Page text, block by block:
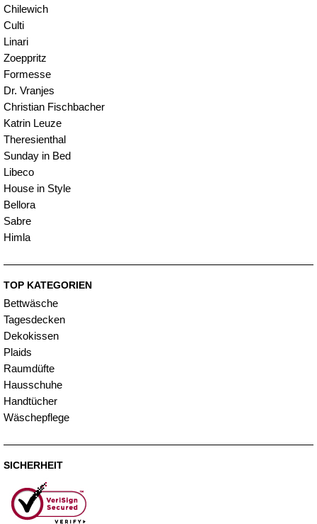
Chilewich
Culti
Linari
Zoeppritz
Formesse
Dr. Vranjes
Christian Fischbacher
Katrin Leuze
Theresienthal
Sunday in Bed
Libeco
House in Style
Bellora
Sabre
Himla
TOP KATEGORIEN
Bettwäsche
Tagesdecken
Dekokissen
Plaids
Raumdüfte
Hausschuhe
Handtücher
Wäschepflege
SICHERHEIT